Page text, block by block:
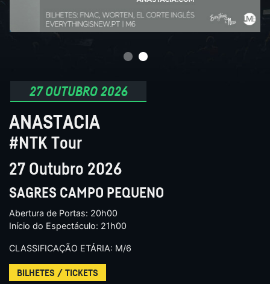
27 OUTUBRO 2026
ANASTACIA
#NTK Tour
27 Outubro 2026
SAGRES CAMPO PEQUENO
Abertura de Portas: 20h00
Início do Espectáculo: 21h00
CLASSIFICAÇÃO ETÁRIA: M/6
BILHETES / TICKETS